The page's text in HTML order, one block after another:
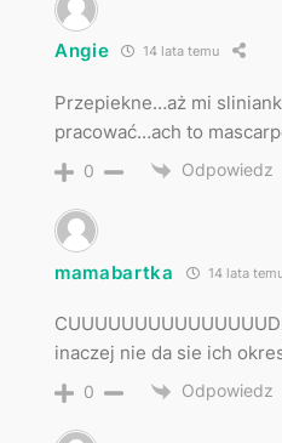
Angie 14 lata temu
Przepiekne…aż mi
pracować…ach to
0 Odpowiedz
mamabartka 14 lata
inaczej nie da sie ich
0 Odpowiedz